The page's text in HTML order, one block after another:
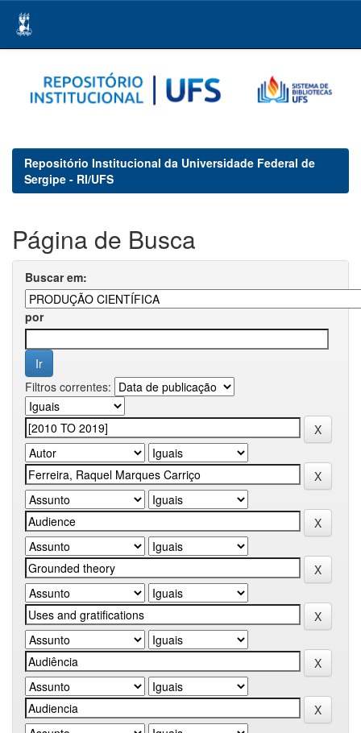
navigation
Repositório Institucional da Universidade Federal de
Sergipe - RI/UFS
Página de Busca
Buscar em:
por
Filtros correntes: